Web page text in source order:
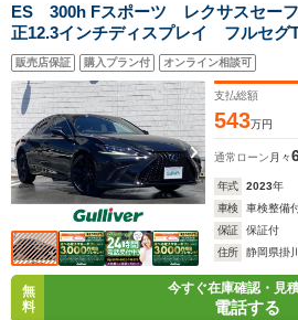
ES 300h Fスポーツ レクサスセー
正12.3インチディスプレイ フルセ
ドライブレコーダー パノラミックビ
ンルーフ オートブレーキホールド
レーキ
販売店保証 購入プラン付 オンライン相談可
支払総額
543万円
通常ローン 月々
年式 2023年
車検
車検整備
保証
保証付
住所
静岡県掛
無
料
今すぐ在庫確認・見
電話する